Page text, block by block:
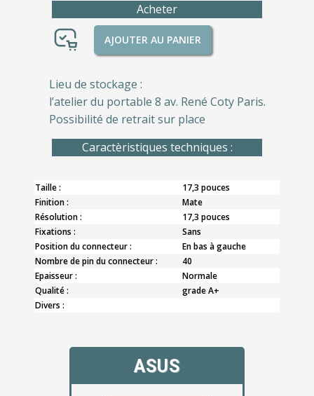
Acheter
AJOUTER AU PANIER
Lieu de stockage :
l’atelier du portable 8 av. René Coty Paris.
Possibilité de retrait sur place
Caractèristiques techniques :
Taille :
17,3 pouces
Finition :
Mate
Résolution :
17,3 pouces
Fixations :
Sans
Position du connecteur :
En bas à gauche
Nombre de pin du connecteur :
40
Epaisseur :
Normale
Qualité :
grade A+
Divers :
ASUS